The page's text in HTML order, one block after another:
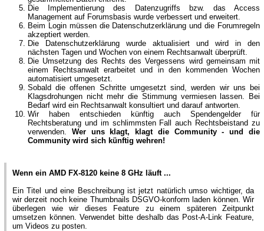
Die Implementierung des Datenzugriffs bzw. das Access
Management auf Forumsbasis wurde verbessert und erweitert.
Beim Login müssen die Datenschutzerklärung und die Forumregeln
akzeptiert werden.
Die Datenschutzerklärung wurde aktualisiert und wird in den
nächsten Tagen und Wochen von einem Rechtsanwalt überprüft.
Die Umsetzung des Rechts des Vergessens wird gemeinsam mit
einem Rechtsanwalt erarbeitet und in den kommenden Wochen
automatisiert umgesetzt.
Sobald die offenen Schritte umgesetzt sind, werden wir uns bei
Klagsdrohungen nicht mehr die Stimmung vermiesen lassen. Bei
Bedarf wird ein Rechtsanwalt konsultiert und darauf antworten.
Wir haben entschieden künftig auch Spendengelder für
Rechtsberatung und im schlimmsten Fall auch Rechtsbeistand zu
verwenden. Wer uns klagt, klagt die Community - und die
Community wird sich künftig wehren!
Wenn ein AMD FX-8120 keine 8 GHz läuft ...
Ein Titel und eine Beschreibung ist jetzt natürlich umso wichtiger, da
wir derzeit noch keine Thumbnails DSGVO-konform laden können. Wir
überlegen wie wir dieses Feature zu einem späteren Zeitpunkt
umsetzen können. Verwendet bitte deshalb das Post-A-Link Feature,
um Videos zu posten.